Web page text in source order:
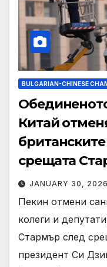
BULGARIAN-CHINESE
Китай
срещата
JANUARY 30, 2026
Пекин отмени
колеги и
Стармър след
президент Си